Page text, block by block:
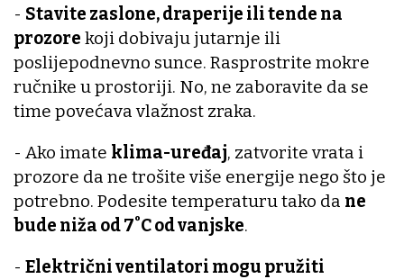
- Stavite zaslone, draperije ili tende na
prozore koji dobivaju jutarnje ili
poslijepodnevno sunce. Rasprostrite mokre
ručnike u prostoriji. No, ne zaboravite da se
time povećava vlažnost zraka.
- Ako imate klima-uređaj, zatvorite vrata i
prozore da ne trošite više energije nego što je
potrebno. Podesite temperaturu tako da ne
bude niža od 7˚C od vanjske.
- Električni ventilatori mogu pružiti